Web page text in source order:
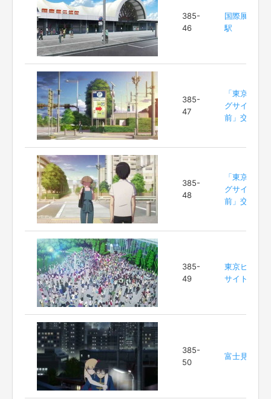
385-
46
国際展示場
駅
385-
47
「東京ビッ
グサイト
前」交差点
385-
48
「東京ビッ
グサイト
前」交差点
385-
49
東京ビッグ
サイト
385-
50
富士見坂